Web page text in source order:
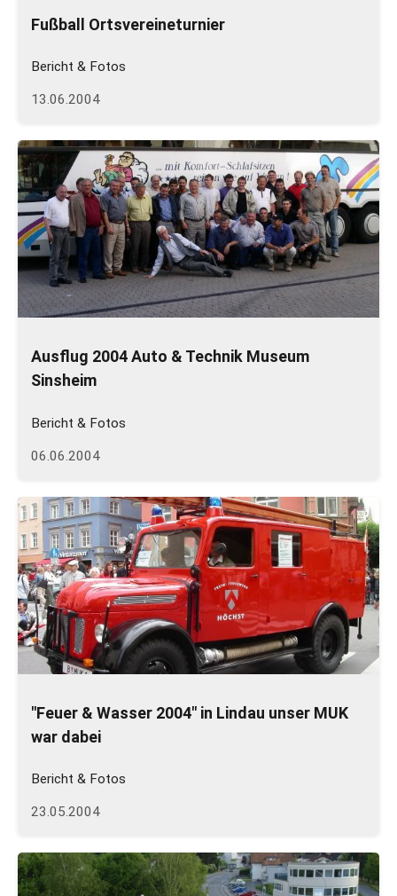
Fußball Ortsvereineturnier
Bericht & Fotos
13.06.2004
Ausflug 2004 Auto & Technik Museum
Sinsheim
Bericht & Fotos
06.06.2004
"Feuer & Wasser 2004" in Lindau unser MUK
war dabei
Bericht & Fotos
23.05.2004